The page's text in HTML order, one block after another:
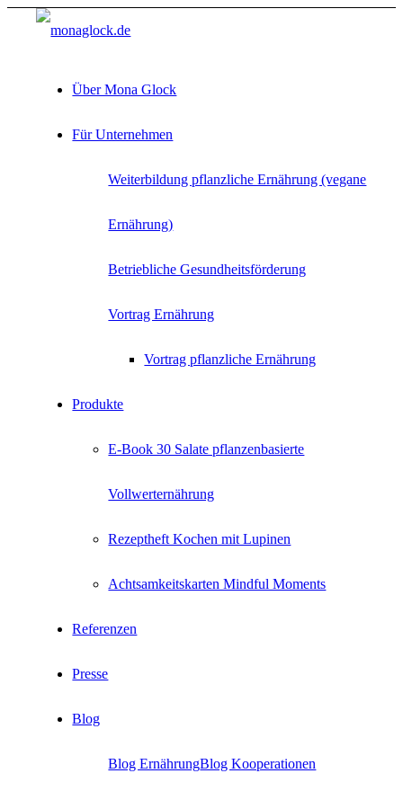
Über Mona Glock
Für Unternehmen
Weiterbildung pflanzliche Ernährung (vegane
Ernährung)
Betriebliche Gesundheitsförderung
Vortrag Ernährung
Vortrag pflanzliche Ernährung
Produkte
E-Book 30 Salate pflanzenbasierte
Vollwerternährung
Rezeptheft Kochen mit Lupinen
Achtsamkeitskarten Mindful Moments
Referenzen
Presse
Blog
Blog ErnährungBlog Kooperationen